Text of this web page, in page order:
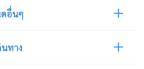
อื่นๆ
ทาง